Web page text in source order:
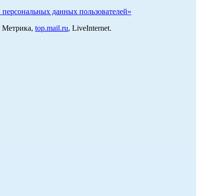
данных пользователей»
Метрика, top.mail.ru, LiveInternet.